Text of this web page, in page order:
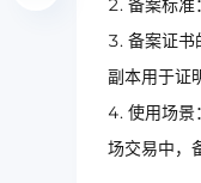
备案标准
备案证书
副本用于证
使用场景
场交易中，